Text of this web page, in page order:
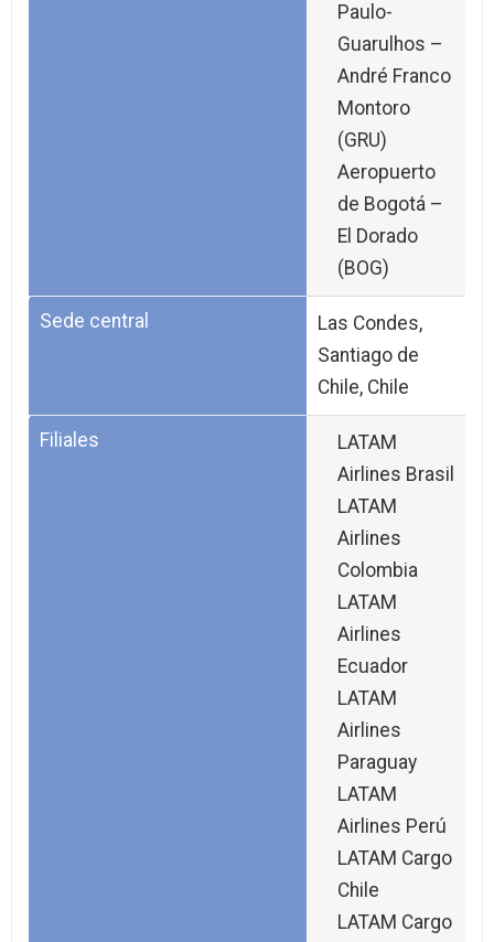
Paulo-
Guarulhos –
André Franco
Montoro
(GRU)
Aeropuerto
de Bogotá –
El Dorado
(BOG)
Sede central
Las Condes,
Santiago de
Chile, Chile
Filiales
LATAM
Airlines Brasil
LATAM
Airlines
Colombia
LATAM
Airlines
Ecuador
LATAM
Airlines
Paraguay
LATAM
Airlines Perú
LATAM Cargo
Chile
LATAM Cargo